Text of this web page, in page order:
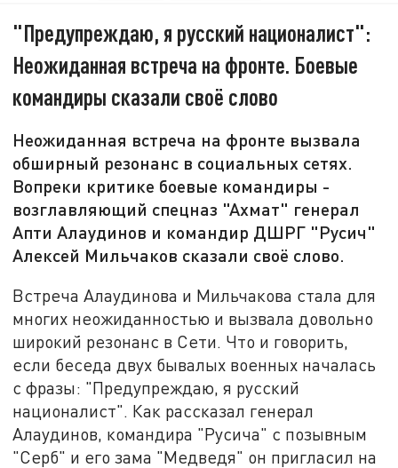
"Предупреждаю, я русский националист":
Неожиданная встреча на фронте. Боевые
командиры сказали своё слово
Неожиданная встреча на фронте вызвала
обширный резонанс в социальных сетях.
Вопреки критике боевые командиры -
возглавляющий спецназ "Ахмат" генерал
Апти Алаудинов и командир ДШРГ "Русич"
Алексей Мильчаков сказали своё слово.
Встреча Алаудинова и Мильчакова стала для
многих неожиданностью и вызвала довольно
широкий резонанс в Сети. Что и говорить,
если беседа двух бывалых военных началась
с фразы: "Предупреждаю, я русский
националист". Как рассказал генерал
Алаудинов, командира "Русича" с позывным
"Серб" и его зама "Медведя" он пригласил на